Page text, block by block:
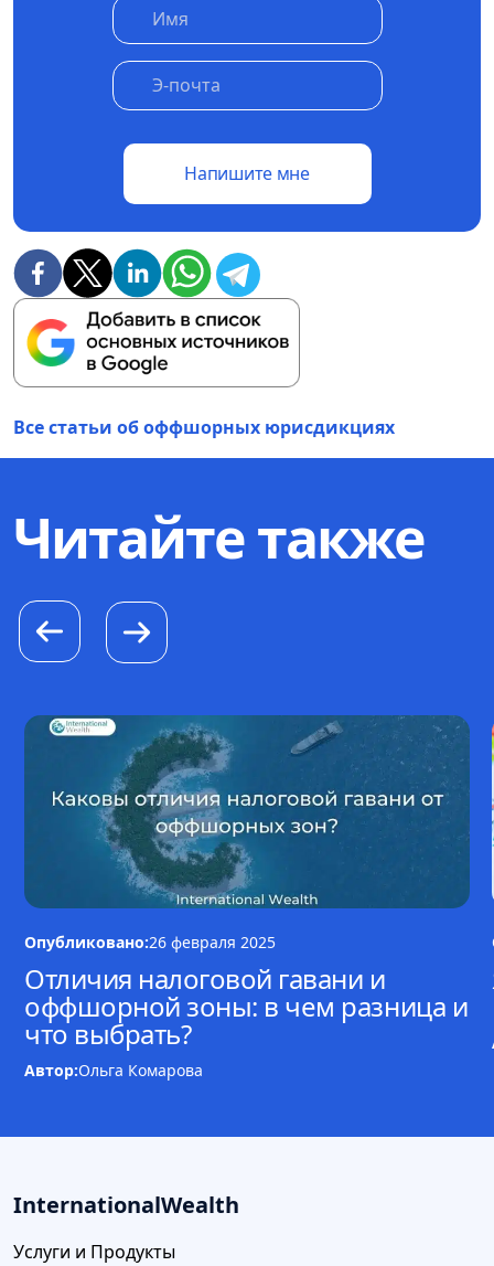
Напишите мне
Все статьи об оффшорных юрисдикциях
Читайте также
Опубликовано:26 февраля 2025
Отличия налоговой гавани и
оффшорной зоны: в чем разница и
что выбрать?
Автор:Ольга Комарова
InternationalWealth
Услуги и Продукты